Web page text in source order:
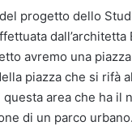
progetto dello
avremo una
piazza che si rifà
area che ha il
di un parco